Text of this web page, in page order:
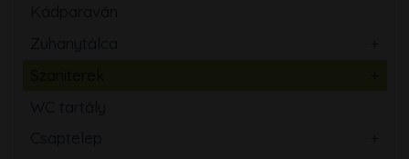
Kádparaván
Zuhanytálca
WC tartály
Csaptelep